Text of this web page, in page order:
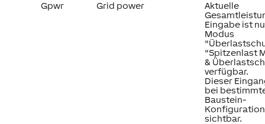
Gpwr
Grid power
Aktuelle
Eingabe ist
Modus
"Spitzenlast
&
verfügbar.
Dieser
bei
Baustein-
sichtbar.